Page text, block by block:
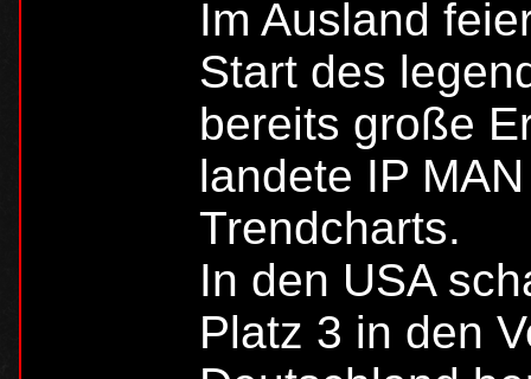
Im Ausland
Start des
bereits große
landete IP
Trendcharts.
In den USA
Platz 3 in den